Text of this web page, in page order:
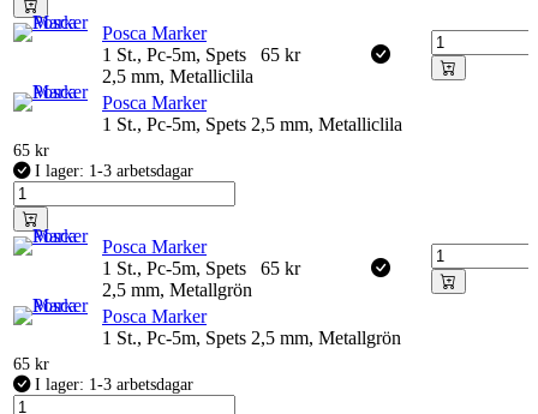
Posca Marker
1 St., Pc-5m, Spets
2,5 mm, Metalliclila
65 kr
Posca Marker
1 St., Pc-5m, Spets 2,5 mm, Metalliclila
65 kr
I lager: 1-3 arbetsdagar
Posca Marker
1 St., Pc-5m, Spets
2,5 mm, Metallgrön
65 kr
Posca Marker
1 St., Pc-5m, Spets 2,5 mm, Metallgrön
65 kr
I lager: 1-3 arbetsdagar